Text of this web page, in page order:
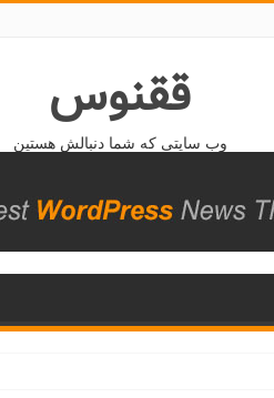
ققنوس
وب سایتی که شما دنبالش هستین